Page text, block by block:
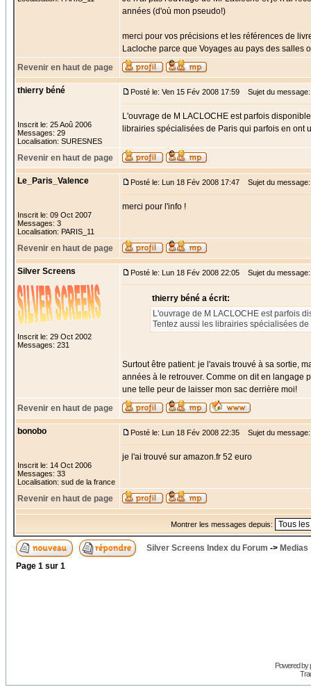
années (d'où mon pseudo!)
merci pour vos précisions et les références de
Lacloche parce que Voyages au pays des salles
Revenir en haut de page
thierry béné
Inscrit le: 25 Aoû 2006
Messages: 29
Localisation: SURESNES
Posté le: Ven 15 Fév 2008 17:59 Sujet du message:
L'ouvrage de M LACLOCHE est parfois
librairies spécialisées de Paris qui parfois en ont
Revenir en haut de page
Le_Paris_Valence
Inscrit le: 09 Oct 2007
Messages: 3
Localisation: PARIS_11
Posté le: Lun 18 Fév 2008 17:47 Sujet du message:
merci pour l'info !
Revenir en haut de page
Silver Screens
Inscrit le: 29 Oct 2002
Messages: 231
Posté le: Lun 18 Fév 2008 22:05 Sujet du message:
thierry béné a écrit:
L'ouvrage de M LACLOCHE est parfois
Tentez aussi les librairies spécialisées
Surtout être patient: je l'avais trouvé à sa sortie,
années à le retrouver. Comme on dit en langage
une telle peur de laisser mon sac derrière moi!
Revenir en haut de page
bonobo
Inscrit le: 14 Oct 2006
Messages: 33
Localisation: sud de la france
Posté le: Lun 18 Fév 2008 22:35 Sujet du message:
je l'ai trouvé sur amazon.fr 52 euro
Revenir en haut de page
Montrer les messages depuis:
Silver Screens Index du Forum -> Medias
Page 1 sur 1
Powered by